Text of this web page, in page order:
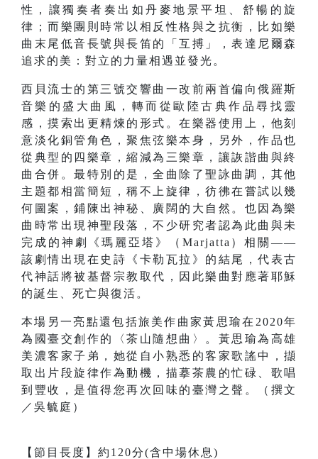
性，讓獨奏者奏出如丹麥地景平坦、舒暢的旋
律；而樂團則時常以相反性格與之抗衡，比如樂
曲末尾低音長號與長笛的「互搏」，表達尼爾森
追求的美：對立的力量相遇並發光。
西貝流士的第三號交響曲一改前兩首偏向俄羅斯
音樂的盛大曲風，轉而從歐陸古典作品尋找靈
感，摸索出更精煉的形式。在樂器使用上，他刻
意淡化銅管角色，聚焦弦樂本身，另外，作品也
從典型的四樂章，縮減為三樂章，讓詼諧曲與終
曲合併。最特別的是，全曲除了聖詠曲調，其他
主題都相當簡短，稱不上旋律，彷彿在嘗試以幾
何圖案，鋪陳出神秘、廣闊的大自然。也因為樂
曲時常出現神聖段落，不少研究者認為此曲與未
完成的神劇《瑪麗亞塔》（Marjatta）相關——
該劇情出現在史詩《卡勒瓦拉》的結尾，代表古
代神話將被基督宗教取代，因此樂曲對應著耶穌
的誕生、死亡與復活。
本場另一亮點還包括旅美作曲家黃思瑜在2020年
為國臺交創作的〈茶山隨想曲〉。黃思瑜為高雄
美濃客家子弟，她從自小熟悉的客家歌謠中，擷
取出片段旋律作為動機，描摹茶農的忙碌、歌唱
到豐收，是值得您再次回味的臺灣之聲。（撰文
／吳毓庭）
【節目長度】約120分(含中場休息)